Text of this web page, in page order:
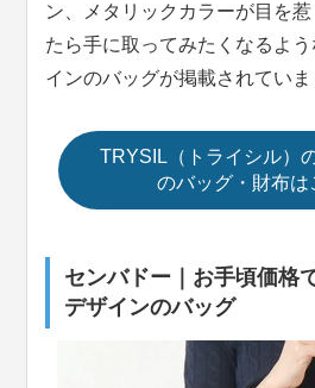
ン、メタリックカラーが目を
たら手に取ってみたくなるよ
インのバッグが掲載されていま
TRYSIL（トライシル）
のバッグ・財布は
センバドー｜お手頃価格
デザインのバッグ